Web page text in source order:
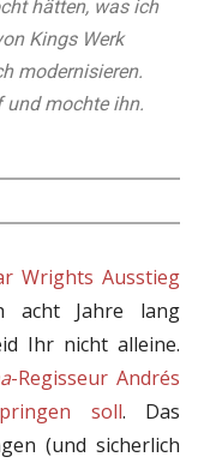
hätten, was ich
Kings Werk
modernisieren.
und mochte ihn.
Wrights Ausstieg
Jahre lang
Ihr nicht alleine.
-Regisseur Andrés
soll. Das
(und sicherlich